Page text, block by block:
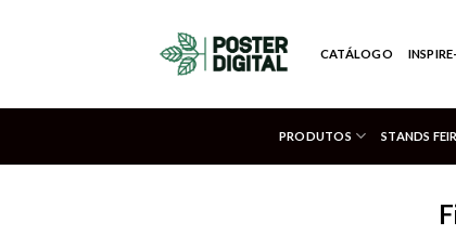
CATÁLOGO
PRODUTOS STANDS